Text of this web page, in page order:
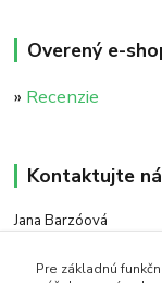
Overený e-
» Recenzie
Kontaktujte
Jana Barzóová
(PO - PIA, 8:00 - 18:00)
Pre základnú